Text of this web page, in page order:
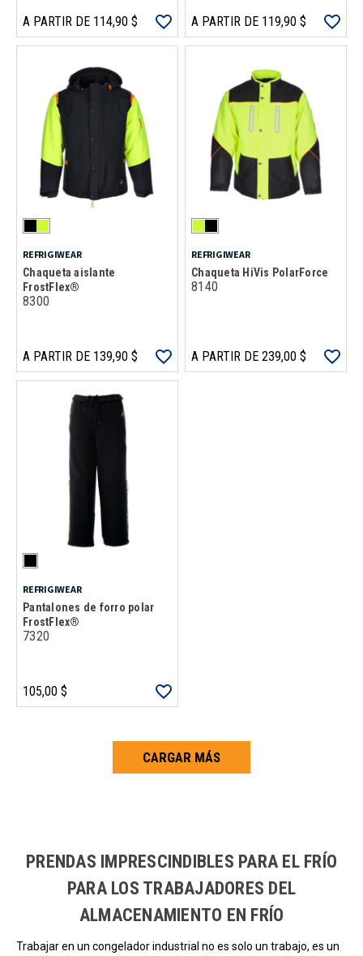
A PARTIR DE 114,90 $ A PARTIR DE 119,90 $
REFRIGIWEAR
Chaqueta aislante
FrostFlex®
8300
A PARTIR DE 139,90 $
REFRIGIWEAR
Chaqueta HiVis PolarForce
8140
A PARTIR DE 239,00 $
REFRIGIWEAR
Pantalones de forro polar
FrostFlex®
7320
105,00 $
CARGAR MÁS
PRENDAS IMPRESCINDIBLES PARA EL FRÍO
PARA LOS TRABAJADORES DEL
ALMACENAMIENTO EN FRÍO
Trabajar en un congelador industrial no es solo un trabajo, es un